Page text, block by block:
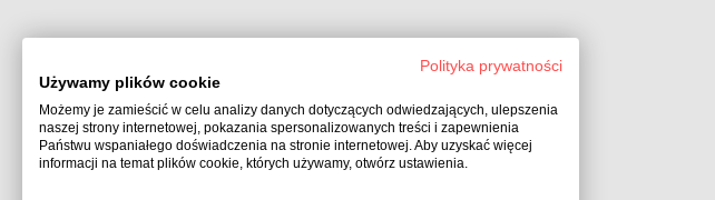
Polityka prywatności
Używamy plików cookie
Możemy je zamieścić w celu analizy danych dotyczących odwiedzających, ulepszenia
naszej strony internetowej, pokazania spersonalizowanych treści i zapewnienia
Państwu wspaniałego doświadczenia na stronie internetowej. Aby uzyskać więcej
informacji na temat plików cookie, których używamy, otwórz ustawienia.